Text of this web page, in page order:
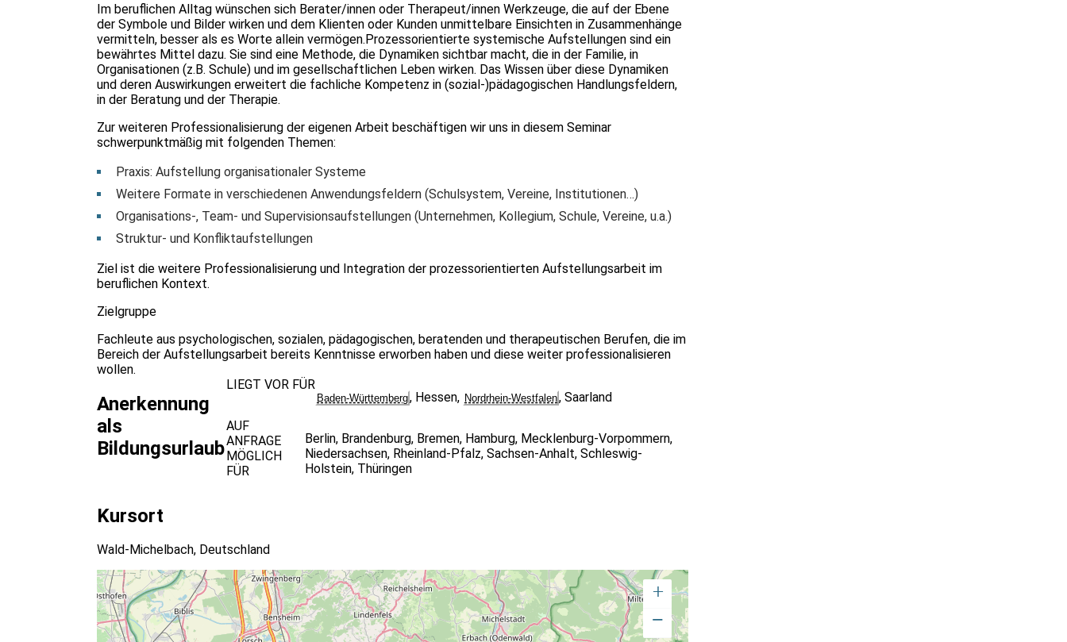
Im beruflichen Alltag wünschen sich Berater/innen oder Therapeut/innen Werkzeuge, die auf der Ebene
der Symbole und Bilder wirken und dem Klienten oder Kunden unmittelbare Einsichten in Zusammenhänge
vermitteln, besser als es Worte allein vermögen.Prozessorientierte systemische Aufstellungen sind ein
bewährtes Mittel dazu. Sie sind eine Methode, die Dynamiken sichtbar macht, die in der Familie, in
Organisationen (z.B. Schule) und im gesellschaftlichen Leben wirken. Das Wissen über diese Dynamiken
und deren Auswirkungen erweitert die fachliche Kompetenz in (sozial-)pädagogischen Handlungsfeldern,
in der Beratung und der Therapie.
Zur weiteren Professionalisierung der eigenen Arbeit beschäftigen wir uns in diesem Seminar
schwerpunktmäßig mit folgenden Themen:
Praxis: Aufstellung organisationaler Systeme
Weitere Formate in verschiedenen Anwendungsfeldern (Schulsystem, Vereine, Institutionen…)
Organisations-, Team- und Supervisionsaufstellungen (Unternehmen, Kollegium, Schule, Vereine, u.a.)
Struktur- und Konfliktaufstellungen
Ziel ist die weitere Professionalisierung und Integration der prozessorientierten Aufstellungsarbeit im
beruflichen Kontext.
Zielgruppe
Fachleute aus psychologischen, sozialen, pädagogischen, beratenden und therapeutischen Berufen, die im
Bereich der Aufstellungsarbeit bereits Kenntnisse erworben haben und diese weiter professionalisieren
wollen.
Anerkennung
als
Bildungsurlaub
LIEGT VOR FÜR
Baden-Württemberg, Hessen, Nordrhein-Westfalen,Saarland
AUF
ANFRAGE
MÖGLICH
FÜR
Berlin, Brandenburg, Bremen, Hamburg, Mecklenburg-Vorpommern,
Niedersachsen, Rheinland-Pfalz, Sachsen-Anhalt, Schleswig-
Holstein, Thüringen
Kursort
Wald-Michelbach, Deutschland
+
−